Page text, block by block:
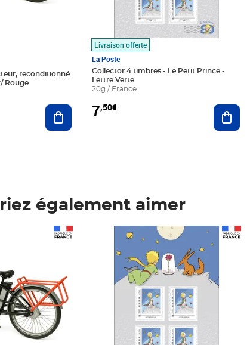
reconditionné
Rouge
Ajouter au panier
Livraison offerte
La Poste
Collector 4 timbres - Le Petit Prince -
Lettre Verte
20g / France
7,50€
également aimer
Prix 7,50€